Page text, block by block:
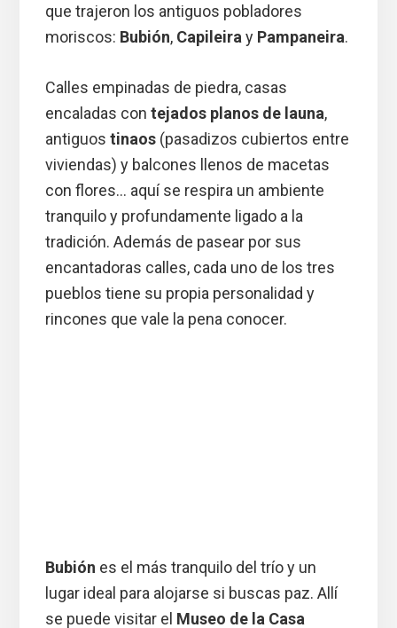
que trajeron los antiguos pobladores
moriscos: Bubión, Capileira y Pampaneira.
Calles empinadas de piedra, casas
encaladas con tejados planos de launa,
antiguos tinaos(pasadizos cubiertos entre
viviendas) y balcones llenos de macetas
con flores… aquí se respira un ambiente
tranquilo y profundamente ligado a la
tradición. Además de pasear por sus
encantadoras calles, cada uno de los tres
pueblos tiene su propia personalidad y
rincones que vale la pena conocer.
Bubión es el más tranquilo del trío y un
lugar ideal para alojarse si buscas paz. Allí
se puede visitar el Museo de la Casa